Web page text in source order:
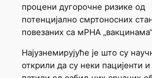
процени дугорочне ризике од
потенцијално смртоносних
повезаних са мРНА
Најузнемирујуће је што су
открили да су неки пацијенти